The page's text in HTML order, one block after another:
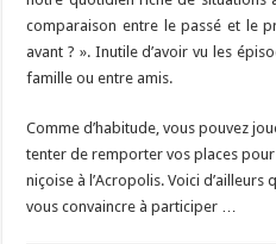
comparaison entre le passé et le
avant ? ». Inutile d’avoir vu les
famille ou entre amis.
Comme d’habitude, vous pouvez
tenter de remporter vos places
niçoise à l’Acropolis. Voici
vous convaincre à participer …